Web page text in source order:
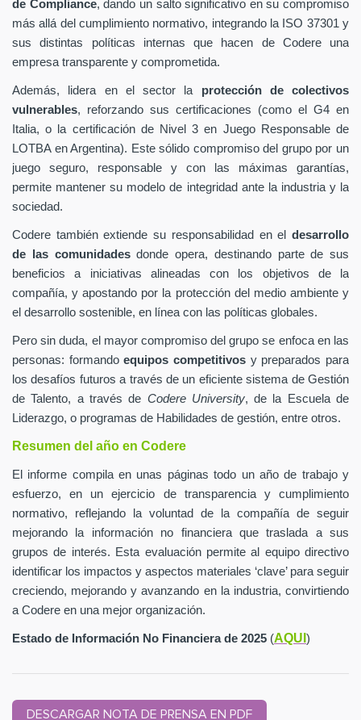
de Compliance, dando un salto significativo en su compromiso
más allá del cumplimiento normativo, integrando la ISO 37301 y
sus distintas políticas internas que hacen de Codere una
empresa transparente y comprometida.
Además, lidera en el sector la protección de colectivos
vulnerables, reforzando sus certificaciones (como el G4 en
Italia, o la certificación de Nivel 3 en Juego Responsable de
LOTBA en Argentina). Este sólido compromiso del grupo por un
juego seguro, responsable y con las máximas garantías,
permite mantener su modelo de integridad ante la industria y la
sociedad.
Codere también extiende su responsabilidad en el desarrollo
de las comunidadesdonde opera, destinando parte de sus
beneficios a iniciativas alineadas con los objetivos de la
compañía, y apostando por la protección del medio ambiente y
el desarrollo sostenible, en línea con las políticas globales.
Pero sin duda, el mayor compromiso del grupo se enfoca en las
personas: formandoequipos competitivos y preparados para
los desafíos futuros a través de un eficiente sistema de Gestión
de Talento, a través de Codere University, de la Escuela de
Liderazgo, o programas de Habilidades de gestión, entre otros.
Resumen del año en Codere
El informe compila en unas páginas todo un año de trabajo y
esfuerzo, en un ejercicio de transparencia y cumplimiento
normativo, reflejando la voluntad de la compañía de seguir
mejorando la información no financiera que traslada a sus
grupos de interés. Esta evaluación permite al equipo directivo
identificar los impactos y aspectos materiales ‘clave’ para seguir
creciendo, mejorando y avanzando en la industria, convirtiendo
a Codere en una mejor organización.
Estado de Información No Financiera de 2025 (AQUI )
DESCARGAR NOTA DE PRENSA EN PDF